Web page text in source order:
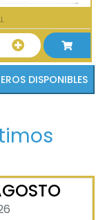
LOS NÚMEROS DISPONIBLES